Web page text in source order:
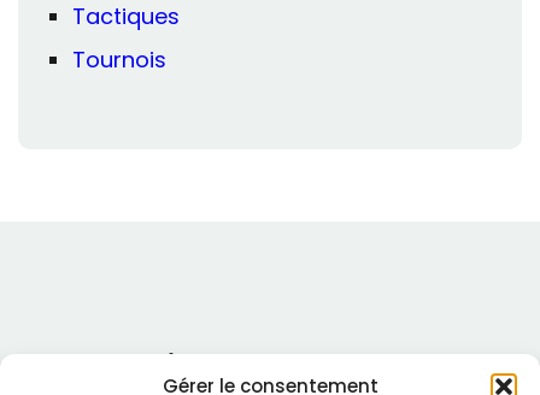
Gérer le consentement
Tactiques
Tournois
Royal Rouvier Chess Club